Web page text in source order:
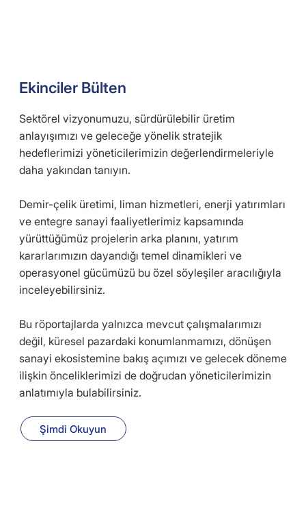
Ekinciler Bülten
Sektörel vizyonumuzu, sürdürülebilir üretim
anlayışımızı ve geleceğe yönelik stratejik
hedeflerimizi yöneticilerimizin değerlendirmeleriyle
daha yakından tanıyın.
Demir-çelik üretimi, liman hizmetleri, enerji yatırımları
ve entegre sanayi faaliyetlerimiz kapsamında
yürüttüğümüz projelerin arka planını, yatırım
kararlarımızın dayandığı temel dinamikleri ve
operasyonel gücümüzü bu özel söyleşiler aracılığıyla
inceleyebilirsiniz.
Bu röportajlarda yalnızca mevcut çalışmalarımızı
değil, küresel pazardaki konumlanmamızı, dönüşen
sanayi ekosistemine bakış açımızı ve gelecek döneme
ilişkin önceliklerimizi de doğrudan yöneticilerimizin
anlatımıyla bulabilirsiniz.
Şimdi Okuyun